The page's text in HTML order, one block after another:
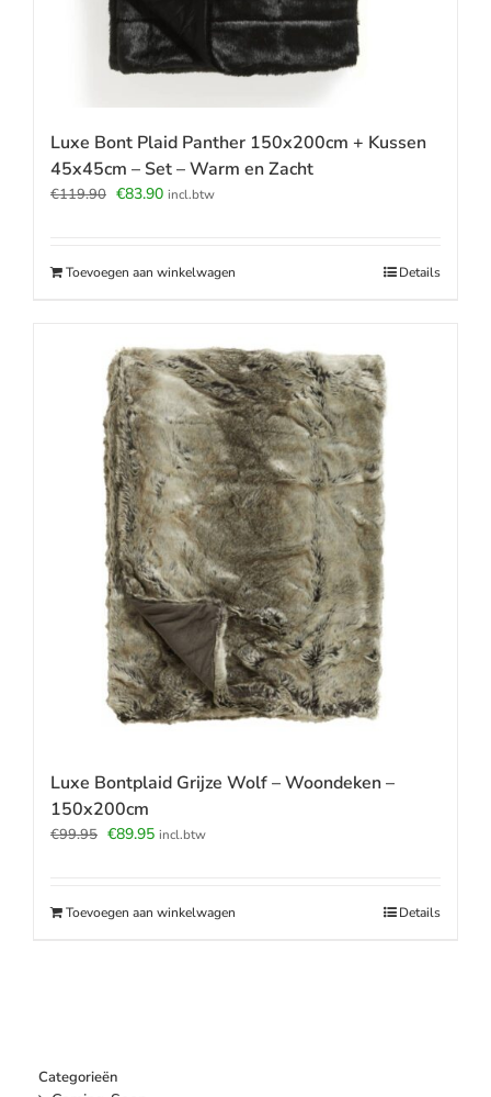
Luxe Bont Plaid Panther 150x200cm + Kussen
45x45cm – Set – Warm en Zacht
€119.90 Oorspronkelijke
€83.90Huidige
incl.btw
Toevoegen aan winkelwagen Details
Luxe Bontplaid Grijze Wolf – Woondeken –
150x200cm
€99.95 Oorspronkelijke
€89.95Huidige
incl.btw
Toevoegen aan winkelwagen Details
Categorieën